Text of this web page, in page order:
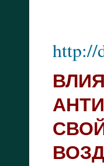
http://